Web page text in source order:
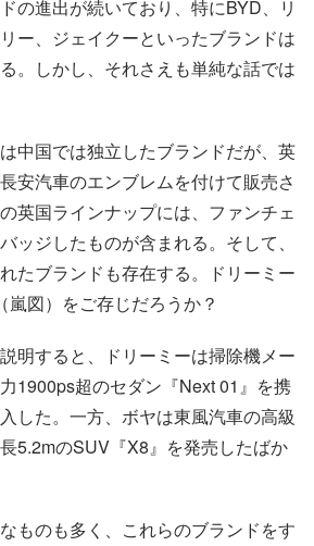
の進出が続いており、特にBYD、リ
ー、ジェイクーといったブランドは
。しかし、それさえも単純な話では
中国では独立したブランドだが、英
安汽車のエンブレムを付けて販売さ
英国ラインナップには、ファンチェ
ッジしたものが含まれる。そして、
たブランドも存在する。ドリーミー
嵐図）をご存じだろうか？
明すると、ドリーミーは掃除機メー
1900ps超のセダン『Next 01』を携
した。一方、ボヤは東風汽車の高級
5.2mのSUV『X8』を発売したばか
ものも多く、これらのブランドをす